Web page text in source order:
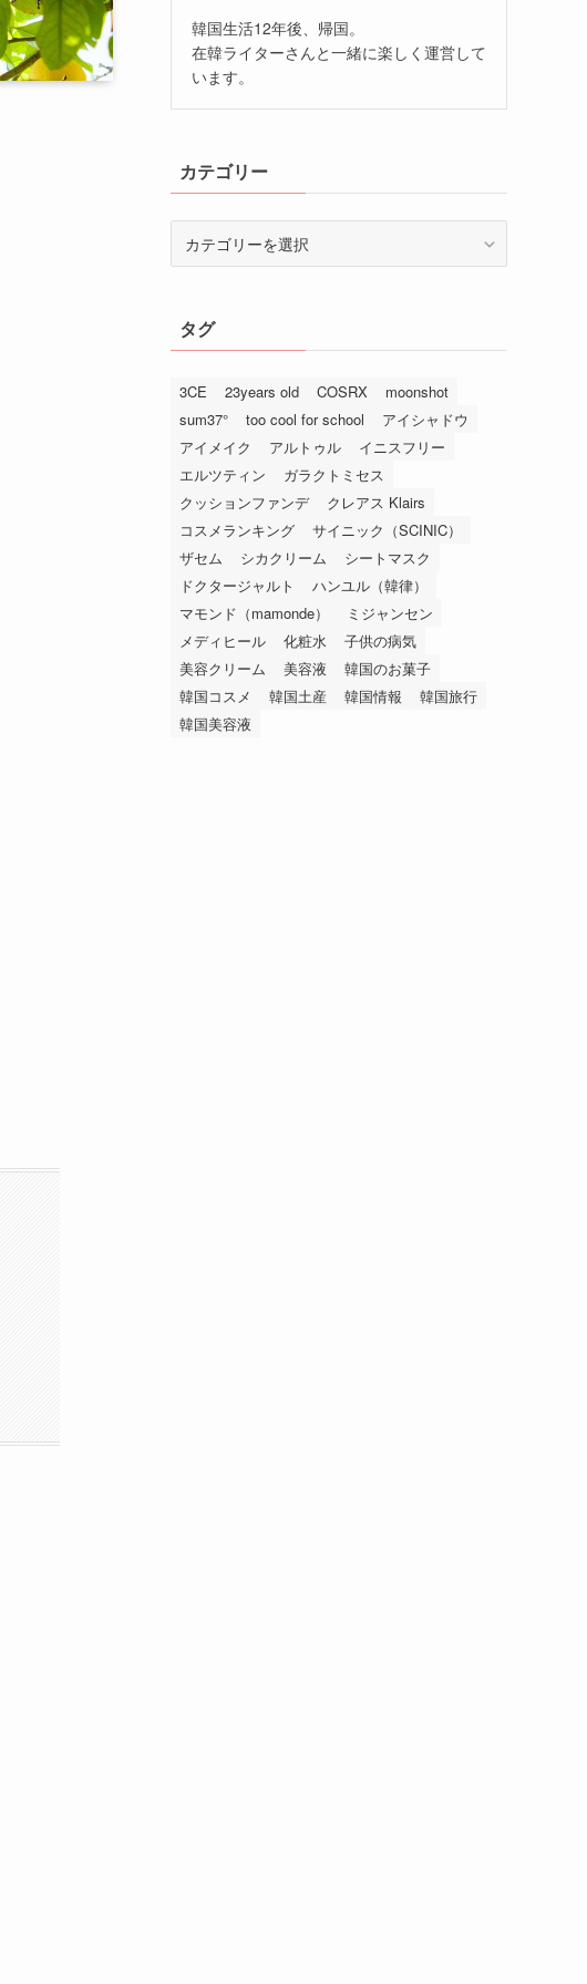
韓国生活12年後、帰国。
在韓ライターさんと一緒に楽しく運営して
います。
カテゴリー
ータグ
3CE 23years old COSRX
moonshot
sum37°
too cool for school
アイシャドウ
アイメイク
アルトゥル
イニスフリー
エルツティン
ガラクトミセス
クッションファンデ
クレアス Klairs
コスメランキング
サイニック（SCINIC）
ザセム
シカクリーム
シートマスク
ドクタージャルト
ハンユル（韓律）
マモンド（mamonde）
ミジャンセン
メディヒール
化粧水
子供の病気
美容クリーム
美容液
韓国のお菓子
韓国コスメ
韓国土産 韓国情報
韓国旅行
韓国美容液